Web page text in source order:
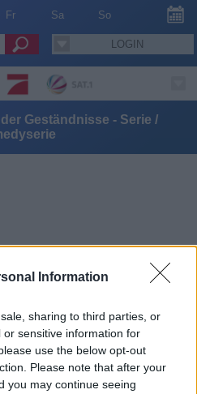
Information
sharing to third parties, or
sensitive information for
use the below opt-out
Please note that after your
you may continue seeing
Fr Sa So
LOGIN
Geständnisse - Serie /